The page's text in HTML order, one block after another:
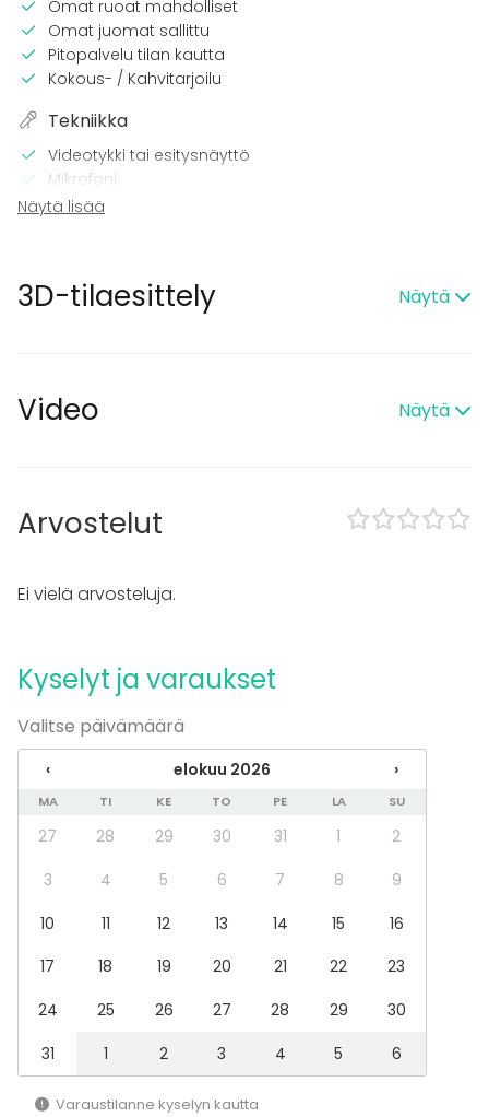
Omat ruoat mahdolliset
Omat juomat sallittu
Pitopalvelu tilan kautta
Kokous- / Kahvitarjoilu
Tekniikka
Videotykki tai esitysnäyttö
Mikrofoni
Wi-Fi
Terassi
Fläppi- / Valkotaulu
Saunailta
Seminaari / konferenssi
Virkistystilaisuus
Mökkireissu / retriitti
Elämys / aktiviteetti
Pikkujoulut
Kabinetti
Kartano / Huvila
Näytä lisää
3D-tilaesittely Näytä
Video Näytä
Arvostelut
Ei vielä arvosteluja.
Kyselyt ja varaukset
Valitse päivämäärä
‹ elokuu 2026 ›
MA TI KE TO PE LA SU
27 28 29 30 31 1
2
3
4 5 6 7 8
9
10
11 12 13 14 15
16
17
18 19 20 21 22
23
24
25 26 27 28 29
30
31
1 2 3 4 5 6
Varaustilanne kyselyn kautta